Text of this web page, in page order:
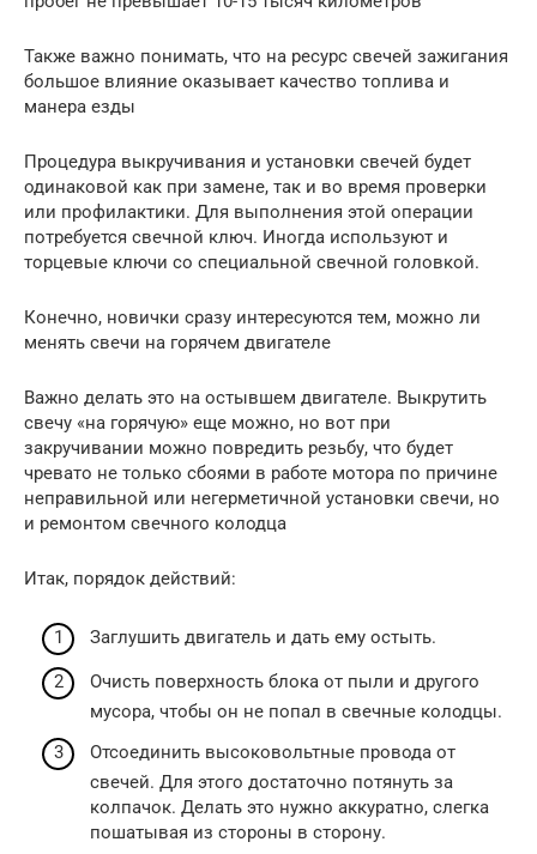
Также важно понимать, что на ресурс свечей зажигания
большое влияние оказывает качество топлива и
манера езды
Процедура выкручивания и установки свечей будет
одинаковой как при замене, так и во время проверки
или профилактики. Для выполнения этой операции
потребуется свечной ключ. Иногда используют и
торцевые ключи со специальной свечной головкой.
Конечно, новички сразу интересуются тем, можно ли
менять свечи на горячем двигателе
Важно делать это на остывшем двигателе. Выкрутить
свечу «на горячую» еще можно, но вот при
закручивании можно повредить резьбу, что будет
чревато не только сбоями в работе мотора по причине
неправильной или негерметичной установки свечи, но
и ремонтом свечного колодца
Итак, порядок действий:
Заглушить двигатель и дать ему остыть.
Очисть поверхность блока от пыли и другого
мусора, чтобы он не попал в свечные колодцы.
Отсоединить высоковольтные провода от
свечей. Для этого достаточно потянуть за
колпачок. Делать это нужно аккуратно, слегка
пошатывая из стороны в сторону.